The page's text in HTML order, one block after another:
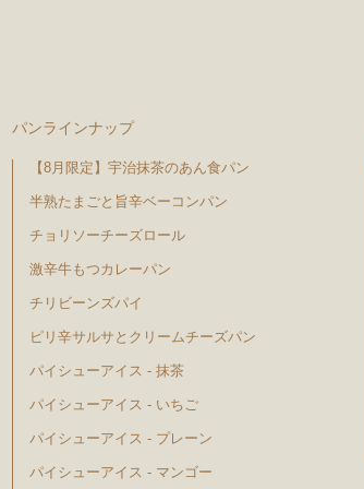
パンラインナップ
【8月限定】宇治抹茶のあん食パン
半熟たまごと旨辛ベーコンパン
チョリソーチーズロール
激辛牛もつカレーパン
チリビーンズパイ
ピリ辛サルサとクリームチーズパン
パイシューアイス - 抹茶
パイシューアイス - いちご
パイシューアイス - プレーン
パイシューアイス - マンゴー